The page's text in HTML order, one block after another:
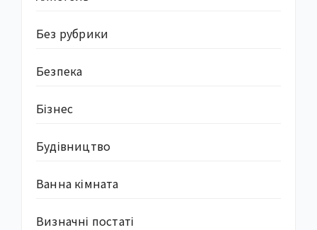
Без рубрики
Безпека
Бізнес
Будівництво
Ванна кімната
Визначні постаті